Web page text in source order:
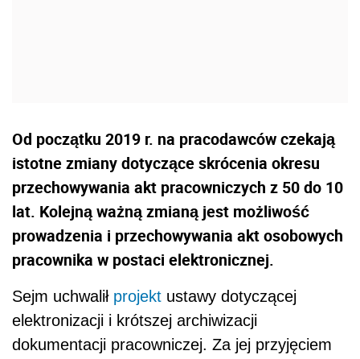
Od początku 2019 r. na pracodawców czekają
istotne zmiany dotyczące skrócenia okresu
przechowywania akt pracowniczych z 50 do 10
lat. Kolejną ważną zmianą jest możliwość
prowadzenia i przechowywania akt osobowych
pracownika w postaci elektronicznej.
Sejm uchwalił projekt ustawy dotyczącej
elektronizacji i krótszej archiwizacji
dokumentacji pracowniczej. Za jej przyjęciem